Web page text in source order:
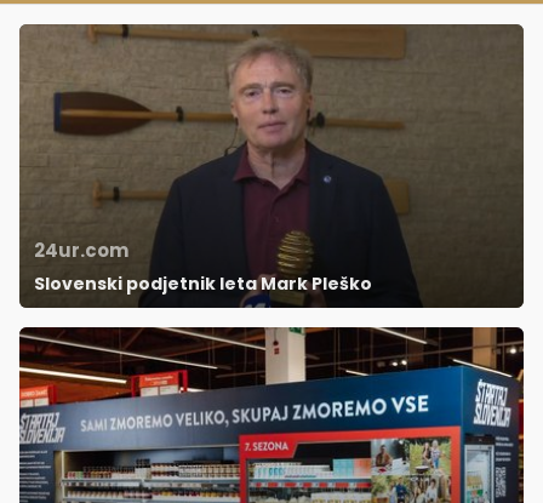
24ur.com
Slovenski podjetnik leta Mark Pleško